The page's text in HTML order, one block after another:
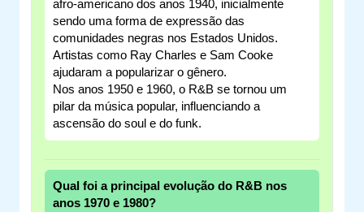
afro-americano dos anos 1940, inicialmente
sendo uma forma de expressão das
comunidades negras nos Estados Unidos.
Artistas como Ray Charles e Sam Cooke
ajudaram a popularizar o gênero.
Nos anos 1950 e 1960, o R&B se tornou um
pilar da música popular, influenciando a
ascensão do soul e do funk.
Qual foi a principal evolução do R&B nos
anos 1970 e 1980?